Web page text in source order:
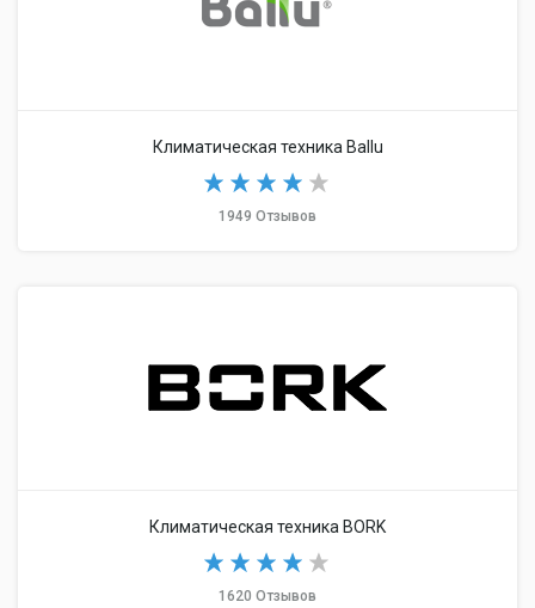
Климатическая техника Ballu
1949 Отзывов
Климатическая техника BORK
1620 Отзывов